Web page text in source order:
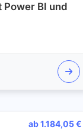
BI und
ab 1.184,05 €